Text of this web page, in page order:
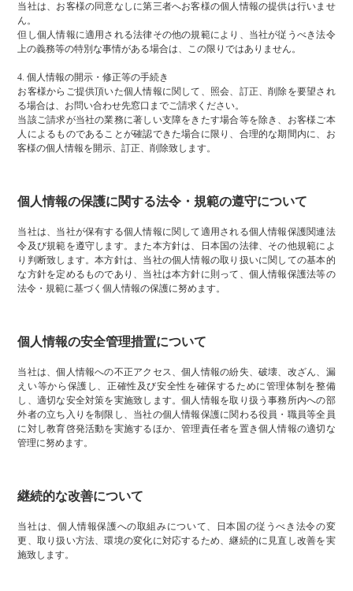
当社は、お客様の同意なしに第三者へお客様の個人情報の提供は行いませ
ん。
但し個人情報に適用される法律その他の規範により、当社が従うべき法令
上の義務等の特別な事情がある場合は、この限りではありません。
4. 個人情報の開示・修正等の手続き
お客様からご提供頂いた個人情報に関して、照会、訂正、削除を要望され
る場合は、お問い合わせ先窓口までご請求ください。
当該ご請求が当社の業務に著しい支障をきたす場合等を除き、お客様ご本
人によるものであることが確認できた場合に限り、合理的な期間内に、お
客様の個人情報を開示、訂正、削除致します。
個人情報の保護に関する法令・規範の遵守について
当社は、当社が保有する個人情報に関して適用される個人情報保護関連法
令及び規範を遵守します。また本方針は、日本国の法律、その他規範によ
り判断致します。本方針は、当社の個人情報の取り扱いに関しての基本的
な方針を定めるものであり、当社は本方針に則って、個人情報保護法等の
法令・規範に基づく個人情報の保護に努めます。
個人情報の安全管理措置について
当社は、個人情報への不正アクセス、個人情報の紛失、破壊、改ざん、漏
えい等から保護し、正確性及び安全性を確保するために管理体制を整備
し、適切な安全対策を実施致します。個人情報を取り扱う事務所内への部
外者の立ち入りを制限し、当社の個人情報保護に関わる役員・職員等全員
に対し教育啓発活動を実施するほか、管理責任者を置き個人情報の適切な
管理に努めます。
継続的な改善について
当社は、個人情報保護への取組みについて、日本国の従うべき法令の変
更、取り扱い方法、環境の変化に対応するため、継続的に見直し改善を実
施致します。